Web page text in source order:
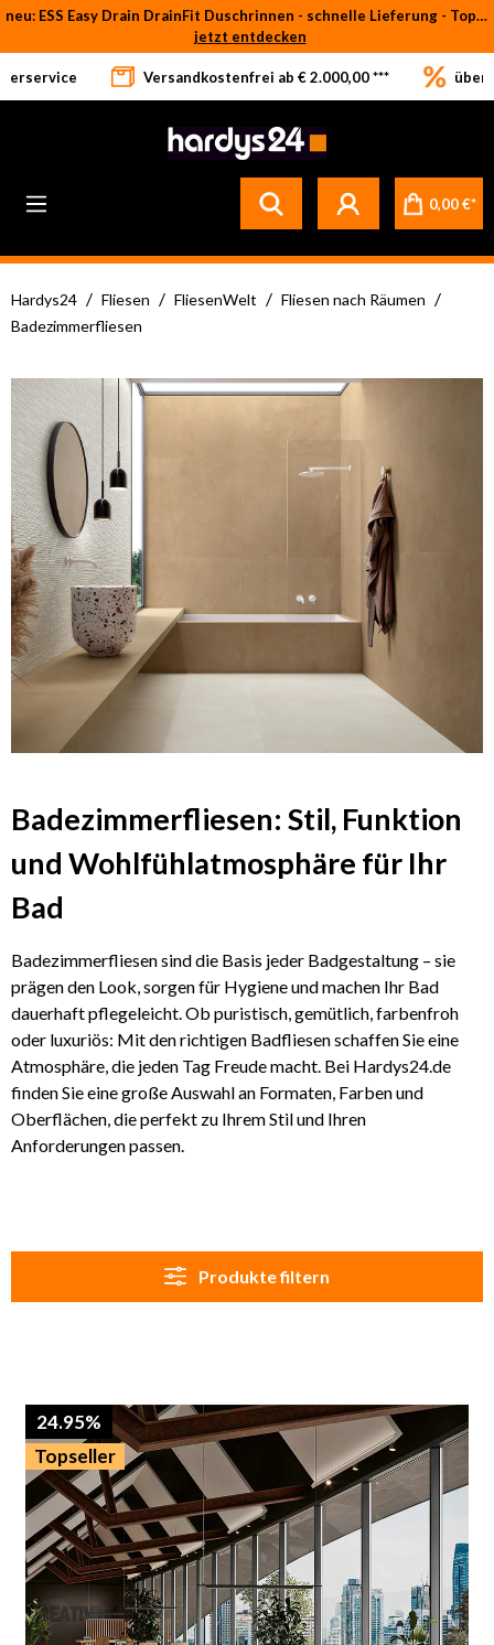
Zum Hauptinhalt springen
neu: ESS Easy Drain DrainFit Duschrinnen - schnelle Lieferung - Top-Preise
jetzt entdecken
Versandkostenfrei ab € 2.000,00 *** über
0,00 €*
Hardys24 / Fliesen / FliesenWelt / Fliesen nach Räumen /
Badezimmerfliesen
Badezimmerfliesen: Stil, Funktion
und Wohlfühlatmosphäre für Ihr
Bad
Badezimmerfliesen sind die Basis jeder Badgestaltung – sie
prägen den Look, sorgen für Hygiene und machen Ihr Bad
dauerhaft pflegeleicht. Ob puristisch, gemütlich, farbenfroh
oder luxuriös: Mit den richtigen Badfliesen schaffen Sie eine
Atmosphäre, die jeden Tag Freude macht. Bei Hardys24.de
finden Sie eine große Auswahl an Formaten, Farben und
Oberflächen, die perfekt zu Ihrem Stil und Ihren
Anforderungen passen.
Produkte filtern
24.95%
Topseller